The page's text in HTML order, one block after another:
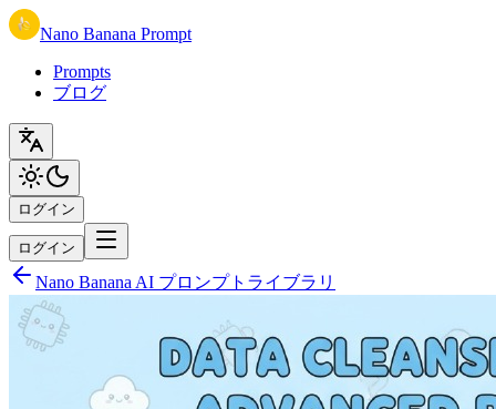
Nano Banana Prompt
Prompts
ブログ
ログイン
ログイン
Nano Banana AI プロンプトライブラリ